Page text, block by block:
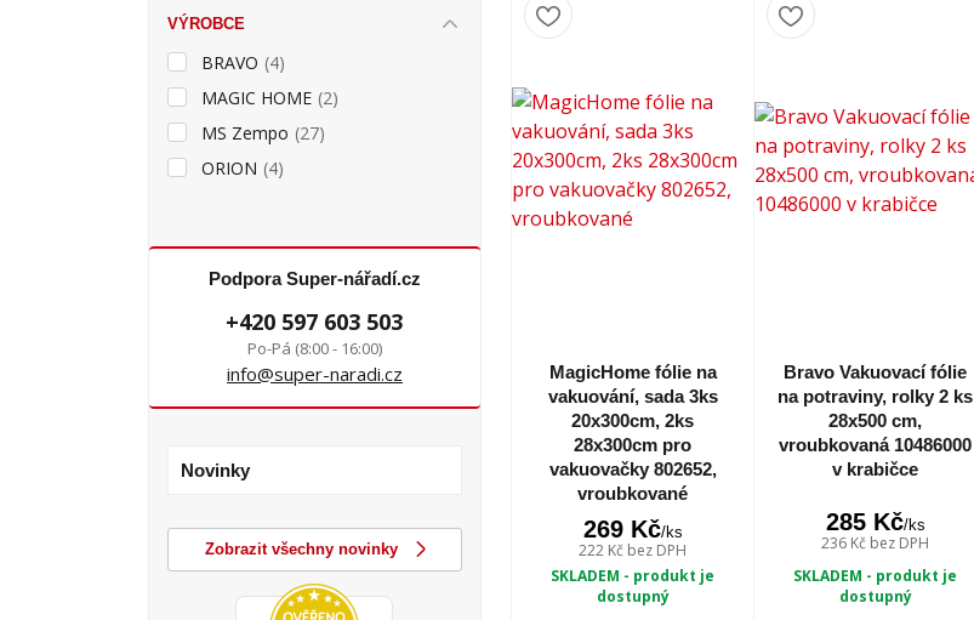
MagicHome fólie na
vakuování, sada 3ks
20x300cm, 2ks
28x300cm pro
vakuovačky 802652,
vroubkované
269 Kč/ks
222 Kč bez DPH
SKLADEM - produkt je
dostupný
Bravo Vakuovací fólie
na potraviny, rolky 2 ks
28x500 cm,
vroubkovaná 10486000
v krabičce
285 Kč/ks
236 Kč bez DPH
SKLADEM - produkt je
dostupný
VÝROBCE
BRAVO (4)
MAGIC HOME (2)
MS Zempo (27)
ORION (4)
Podpora Super-nářadí.cz
+420 597 603 503
Po-Pá (8:00 - 16:00)
info@super-naradi.cz
Novinky
Zobrazit všechny novinky